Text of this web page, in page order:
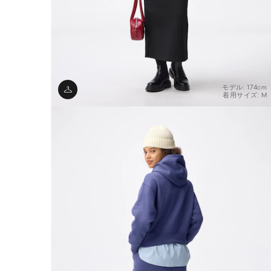
モデル: 174cm
着用サイズ: M